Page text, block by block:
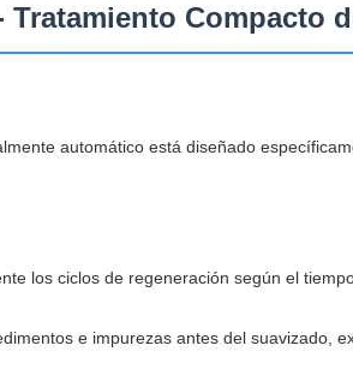
Compacto
automático está diseñado
los ciclos de regeneración según el
e impurezas antes del suavizado,